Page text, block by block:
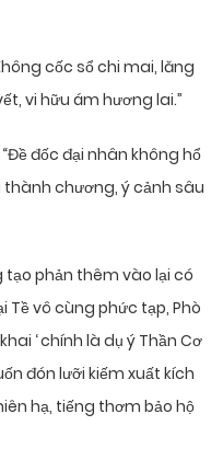
cốc sổ chi mai, lăng
vi hữu ám hương lai.”
đốc đại nhân không hổ
thành chương, ý cảnh sâu
tạo phản thêm vào lại có
vô cùng phức tạp, Phò
‘ chính là dụ ý Thần Cơ
đón lưỡi kiếm xuất kích
hạ, tiếng thơm bảo hộ